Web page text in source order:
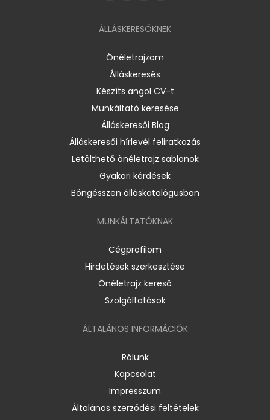
ÁLLÁSKERESŐKNEK
Önéletrajzom
Álláskeresés
Készíts angol CV-t
Munkáltató keresése
Álláskeresői Blog
Álláskeresői hírlevél feliratkozás
Letölthető önéletrajz sablonok
Gyakori kérdések
Böngésszen álláskatalógusban
MUNKÁLTATÓKNAK
Cégprofilom
Hirdetések szerkesztése
Önéletrajz kereső
Szolgáltatások
ÁLTALÁNOS INFORMÁCIÓK
Rólunk
Kapcsolat
Impresszum
Általános szerződési feltételek